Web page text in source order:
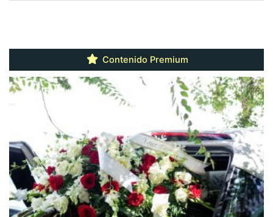
Contenido Premium